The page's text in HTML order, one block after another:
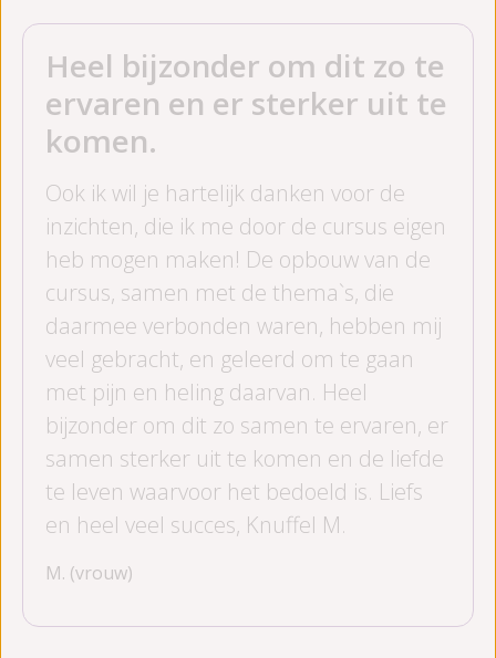
Heel bijzonder om dit zo te
ervaren en er sterker uit te
komen.
Ook ik wil je hartelijk danken voor de
inzichten, die ik me door de cursus eigen
heb mogen maken! De opbouw van de
cursus, samen met de thema`s, die
daarmee verbonden waren, hebben mij
veel gebracht, en geleerd om te gaan
met pijn en heling daarvan. Heel
bijzonder om dit zo samen te ervaren, er
samen sterker uit te komen en de liefde
te leven waarvoor het bedoeld is. Liefs
en heel veel succes, Knuffel M.
M. (vrouw)